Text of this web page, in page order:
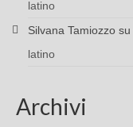
latino
Silvana Tamiozzo su
latino
Archivi